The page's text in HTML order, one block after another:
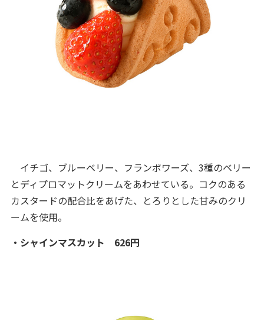
イチゴ、ブルーベリー、フランボワーズ、3種のベリー
とディプロマットクリームをあわせている。コクのある
カスタードの配合比をあげた、とろりとした甘みのクリ
ームを使用。
・シャインマスカット 626円